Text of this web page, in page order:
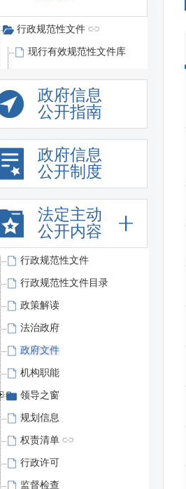
行政规范性文件
现行有效规范性文件库
政府信息
公开指南
政府信息
公开制度
法定主动
公开内容
行政规范性文件
行政规范性文件目录
政策解读
法治政府
政府文件
机构职能
领导之窗
规划信息
权责清单
行政许可
监督检查